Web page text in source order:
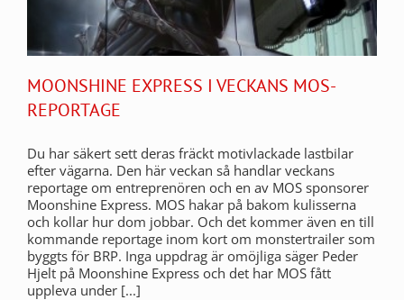
MOONSHINE EXPRESS I VECKANS MOS-
REPORTAGE
Du har säkert sett deras fräckt motivlackade lastbilar
efter vägarna. Den här veckan så handlar veckans
reportage om entreprenören och en av MOS sponsorer
Moonshine Express. MOS hakar på bakom kulisserna
och kollar hur dom jobbar. Och det kommer även en till
kommande reportage inom kort om monstertrailer som
byggts för BRP. Inga uppdrag är omöjliga säger Peder
Hjelt på Moonshine Express och det har MOS fått
uppleva under [...]